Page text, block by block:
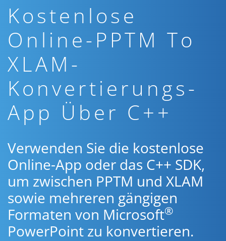
Kostenlose
Online-PPTM To
XLAM-
Konvertierungs-
App Über C++
Verwenden Sie die kostenlose
Online-App oder das C++ SDK,
um zwischen PPTM und XLAM
sowie mehreren gängigen
Formaten von Microsoft®
PowerPoint zu konvertieren.